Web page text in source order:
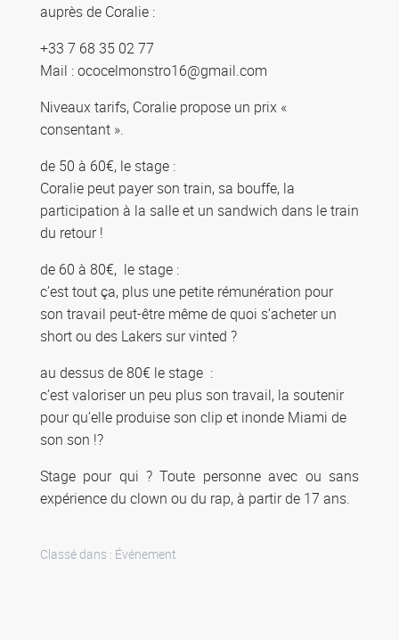
auprès de Coralie :
+33 7 68 35 02 77
Mail : ococelmonstro16@gmail.com
Niveaux tarifs, Coralie propose un prix «
consentant ».
de 50 à 60€, le stage :
Coralie peut payer son train, sa bouffe, la
participation à la salle et un sandwich dans le train
du retour !
de 60 à 80€, le stage :
c’est tout ça, plus une petite rémunération pour
son travail peut-être même de quoi s’acheter un
short ou des Lakers sur vinted ?
au dessus de 80€ le stage :
c’est valoriser un peu plus son travail, la soutenir
pour qu’elle produise son clip et inonde Miami de
son son !?
Stage pour qui ? Toute personne avec ou sans
expérience du clown ou du rap, à partir de 17 ans.
Classé dans : Événement